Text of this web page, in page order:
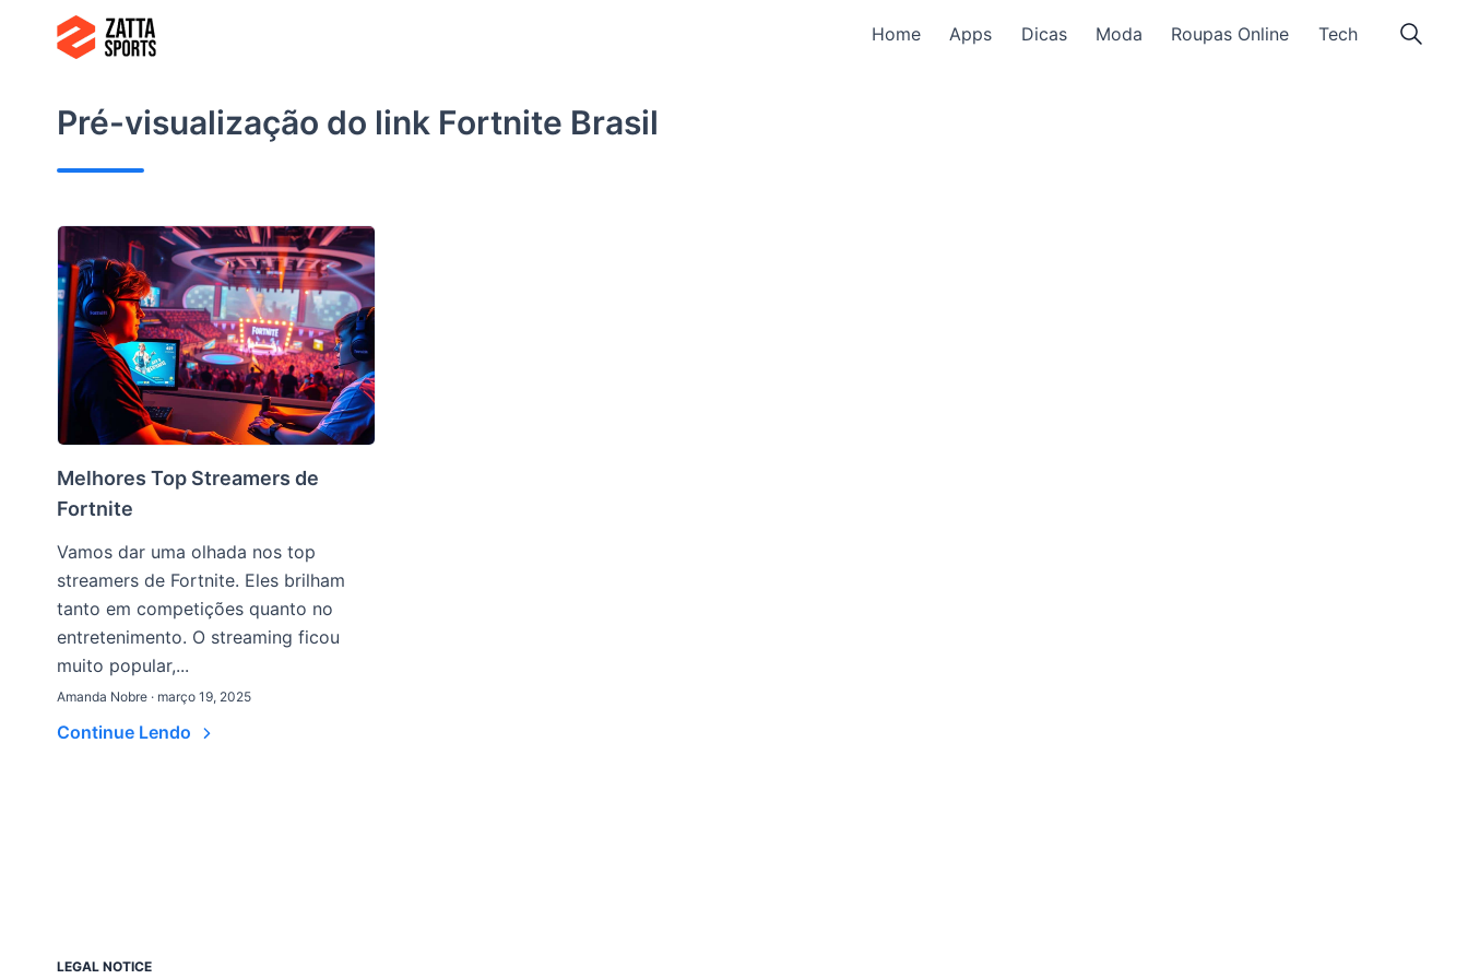
conteúdo
Home Apps Dicas Moda Roupas Online Tech
Pré-visualização do link Fortnite Brasil
Melhores Top Streamers de
Fortnite
Vamos dar uma olhada nos top
streamers de Fortnite. Eles brilham
tanto em competições quanto no
entretenimento. O streaming ficou
muito popular,...
Amanda Nobre · março 19, 2025
Continue Lendo
LEGAL NOTICE